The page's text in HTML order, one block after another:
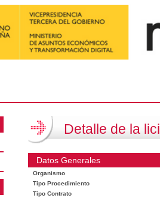
Detalle de la
Datos Generales
Organismo
Tipo Procedimiento
Tipo Contrato